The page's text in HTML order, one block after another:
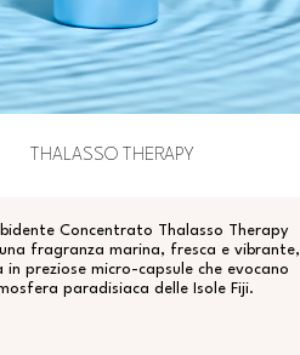
THALASSO THERAPY
Concentrato Thalasso Therapy
fragranza marina, fresca e vibrante,
in preziose micro-capsule che evocano
paradisiaca delle Isole Fiji.